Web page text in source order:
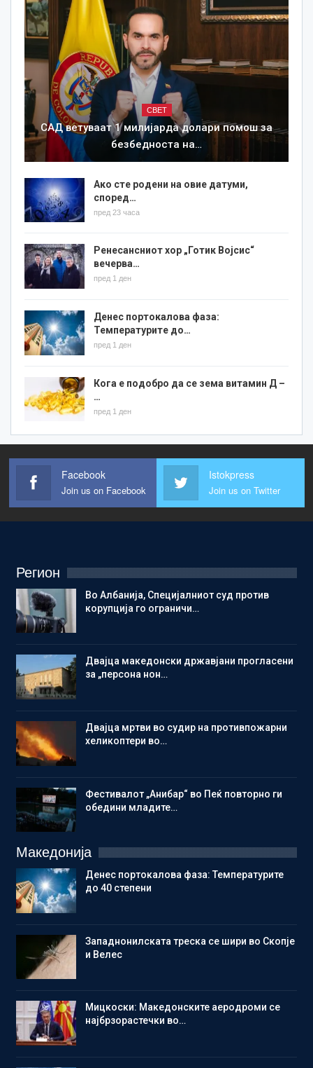
СВЕТ
САД ветуваат 1 милијарда долари помош за
безбедноста на…
Ако сте родени на овие датуми,
според…
пред 23 часа
Ренесансниот хор „Готик Војсис“
вечерва…
пред 1 ден
Денес портокалова фаза:
Температурите до…
пред 1 ден
Кога е подобро да се зема витамин Д –
…
пред 1 ден
Facebook
Join us on Facebook
Istokpress
Join us on Twitter
Регион
Во Албанија, Специјалниот суд против
корупција го ограничи…
Двајца македонски државјани прогласени
за „персона нон…
Двајца мртви во судир на противпожарни
хеликоптери во…
Фестивалот „Анибар“ во Пеќ повторно ги
обедини младите…
Македонија
Денес портокалова фаза: Температурите
до 40 степени
Западнонилската треска се шири во Скопје
и Велес
Мицкоски: Македонските аеродроми се
најбрзорастечки во…